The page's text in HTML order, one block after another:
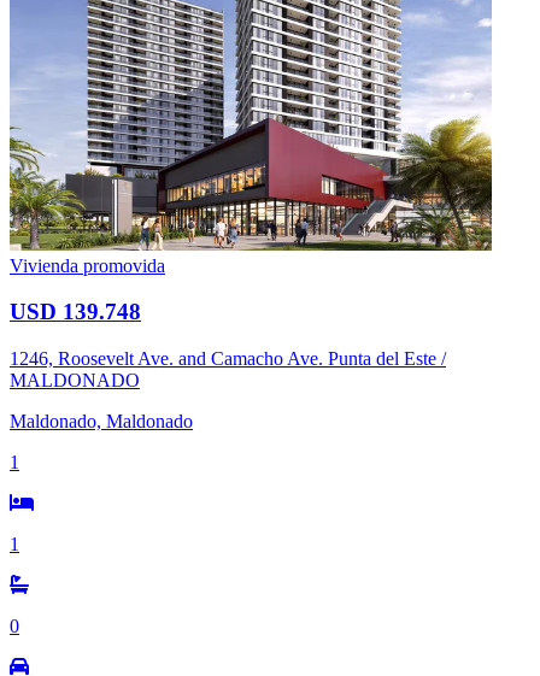
Vivienda promovida
USD 139.748
1246, Roosevelt Ave. and Camacho Ave. Punta del Este /
MALDONADO
Maldonado, Maldonado
1
1
0